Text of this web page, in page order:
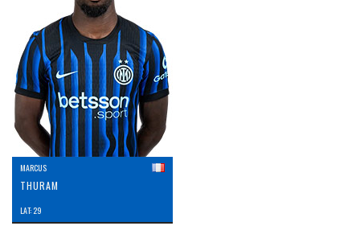
MARCUS
THURAM
LAT: 29